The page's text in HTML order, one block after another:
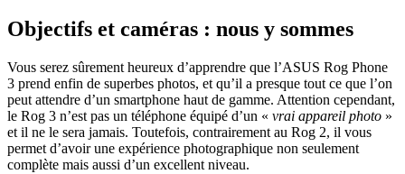
Objectifs et caméras : nous y sommes
Vous serez sûrement heureux d’apprendre que l’ASUS Rog Phone
3 prend enfin de superbes photos, et qu’il a presque tout ce que l’on
peut attendre d’un smartphone haut de gamme. Attention cependant,
le Rog 3 n’est pas un téléphone équipé d’un « vrai appareil photo »
et il ne le sera jamais. Toutefois, contrairement au Rog 2, il vous
permet d’avoir une expérience photographique non seulement
complète mais aussi d’un excellent niveau.